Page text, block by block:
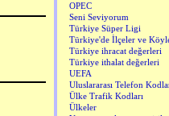
OPEC
Seni Seviyorum
Türkiye Süper Ligi
Türkiye'de İlçeler ve
Türkiye ihracat değerleri
Türkiye ithalat değerleri
UEFA
Uluslararası Telefon
Ülke Trafik Kodları
Ülkeler